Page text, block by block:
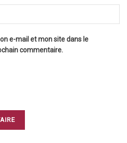
e-mail et mon site dans le
commentaire.